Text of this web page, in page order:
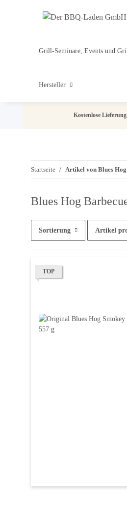
Grill-Seminare, Events und
Hersteller
Kostenlose Lieferung
Startseite Artikel von Blues Hog
Blues Hog
Sortierung Artikel
TOP